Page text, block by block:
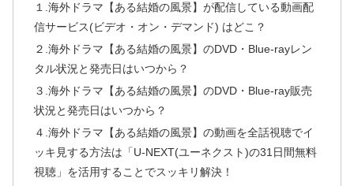
１.海外ドラマ【ある結婚の風景】が配信している動画配
信サービス(ビデオ・オン・デマンド) はどこ？
２.海外ドラマ【ある結婚の風景】のDVD・Blue-rayレン
タル状況と発売日はいつから？
３.海外ドラマ【ある結婚の風景】のDVD・Blue-ray販売
状況と発売日はいつから？
４.海外ドラマ【ある結婚の風景】の動画を全話視聴でイ
ッキ見する方法は「U-NEXT(ユーネクスト)の31日間無料
視聴」を活用することでスッキリ解決！